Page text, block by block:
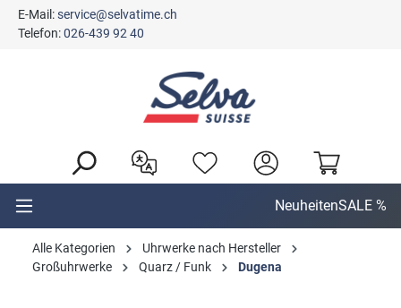
springen
E-Mail:service@selvatime.ch
Telefon:026-439 92 40
NeuheitenSALE %
Alle Kategorien
Uhrwerke nach Hersteller
Großuhrwerke
Quarz / Funk Dugena